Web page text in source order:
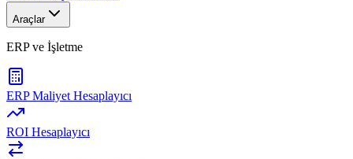
Araçlar
ERP ve İşletme
ERP Maliyet Hesaplayıcı
ROI Hesaplayıcı